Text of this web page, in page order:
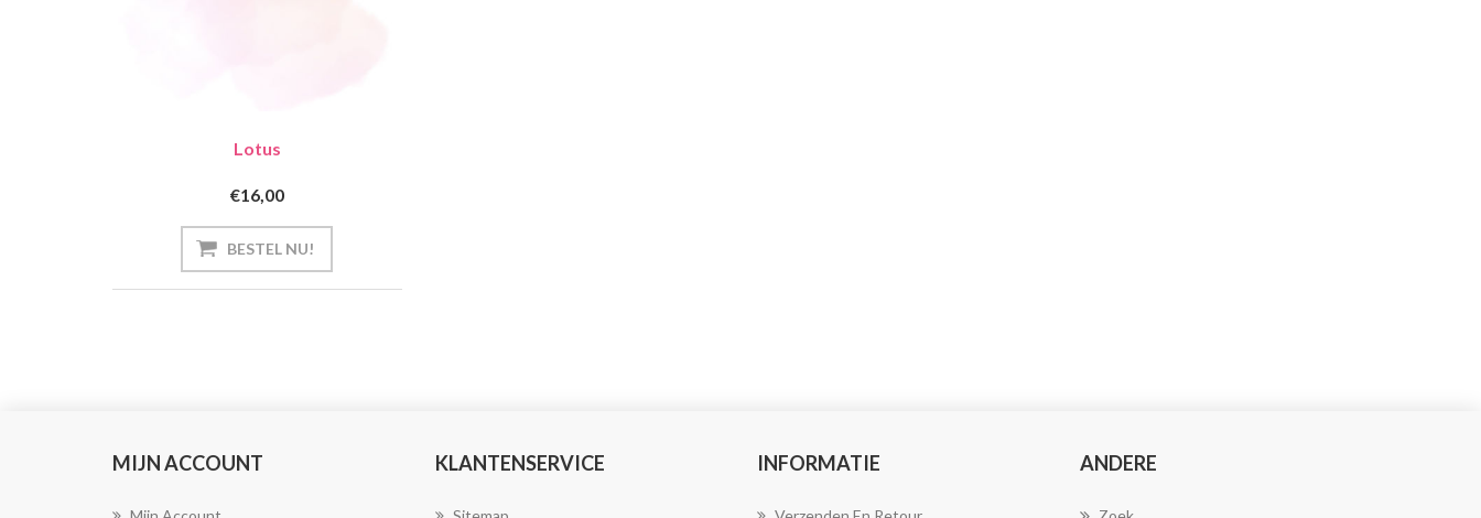
Lotus
€16,00
MIJN ACCOUNT KLANTENSERVICE INFORMATIE ANDERE